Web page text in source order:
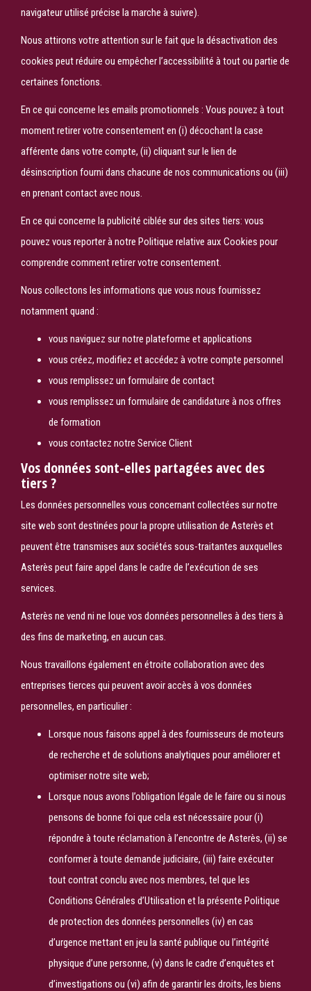
navigateur utilisé précise la marche à suivre).
Nous attirons votre attention sur le fait que la désactivation des
cookies peut réduire ou empêcher l’accessibilité à tout ou partie de
certaines fonctions.
En ce qui concerne les emails promotionnels : Vous pouvez à tout
moment retirer votre consentement en (i) décochant la case
afférente dans votre compte, (ii) cliquant sur le lien de
désinscription fourni dans chacune de nos communications ou (iii)
en prenant contact avec nous.
En ce qui concerne la publicité ciblée sur des sites tiers: vous
pouvez vous reporter à notre Politique relative aux Cookies pour
comprendre comment retirer votre consentement.
Nous collectons les informations que vous nous fournissez
notamment quand :
vous naviguez sur notre plateforme et applications
vous créez, modifiez et accédez à votre compte personnel
vous remplissez un formulaire de contact
vous remplissez un formulaire de candidature à nos offres
de formation
vous contactez notre Service Client
Vos données sont-elles partagées avec des
tiers ?
Les données personnelles vous concernant collectées sur notre
site web sont destinées pour la propre utilisation de Asterès et
peuvent être transmises aux sociétés sous-traitantes auxquelles
Asterès peut faire appel dans le cadre de l’exécution de ses
services.
Asterès ne vend ni ne loue vos données personnelles à des tiers à
des fins de marketing, en aucun cas.
Nous travaillons également en étroite collaboration avec des
entreprises tierces qui peuvent avoir accès à vos données
personnelles, en particulier :
Lorsque nous faisons appel à des fournisseurs de moteurs
de recherche et de solutions analytiques pour améliorer et
optimiser notre site web;
Lorsque nous avons l’obligation légale de le faire ou si nous
pensons de bonne foi que cela est nécessaire pour (i)
répondre à toute réclamation à l’encontre de Asterès, (ii) se
conformer à toute demande judiciaire, (iii) faire exécuter
tout contrat conclu avec nos membres, tel que les
Conditions Générales d’Utilisation et la présente Politique
de protection des données personnelles (iv) en cas
d’urgence mettant en jeu la santé publique ou l’intégrité
physique d’une personne, (v) dans le cadre d’enquêtes et
d’investigations ou (vi) afin de garantir les droits, les biens
Search